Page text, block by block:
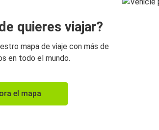
quieres viajar?
mapa de viaje con más de
en todo el mundo.
el mapa